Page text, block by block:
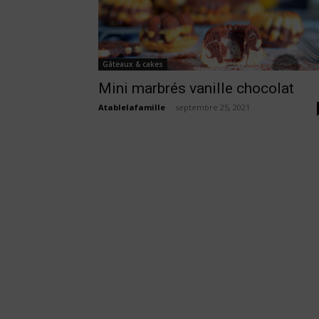
Gâteaux & cakes
Mini marbrés vanille chocolat
Atablelafamille septembre 25, 2021